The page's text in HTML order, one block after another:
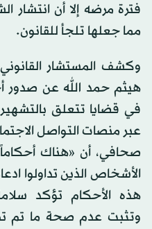
فترة مرضه إلا أن انتشار
مما جعلها تلجأ للقانون.
وكشف المستشار
هيثم حمد الله عن صدور
في قضايا تتعلق
عبر منصات التواصل
صحافي، أن «هناك
الأشخاص الذين تداولوا
هذه الأحكام تؤكد
وتثبت عدم صحة ما تم